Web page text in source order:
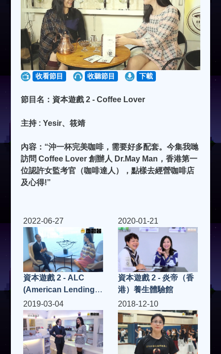
收看節目 收聽節目 下載
節目名：資本遊戲 2 - Coffee Lover
主持 : Yesir、筱靖
內容：“沖一杯完美咖啡，需要好多配套。今集我哋
訪問 Coffee Lover 創辦人 Dr.May Man，香港第一
位認許女監考官（咖啡達人），點樣去經營咖啡店
及心得!”
2022-06-27
資本遊戲 2 - ALC
(American Lending
Centre) 美國投資移民
專家
2020-01-21
資本遊戲 2 - 炎帝（香
港）養生體驗館
2019-03-04
2018-12-10